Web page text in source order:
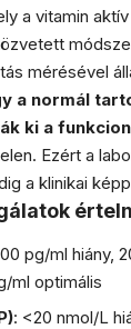
a vitamin
mérésével
a normál
ki a
Ezért a
a klinikai
pg/ml hiány,
ml optimális
: <20 nmol/L